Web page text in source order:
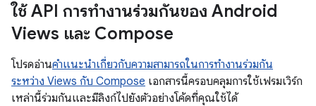
ใช้ API การทำงานร่วมกันของ Android
Views และ Compose
โปรดอ่านคำแนะนำเกี่ยวกับความสามารถในการทำงานร่วมกัน
ระหว่าง Views กับ Compose เอกสารนี้ครอบคลุมการใช้เฟรมเวิร์ก
เหล่านี้ร่วมกันและมีลิงก์ไปยังตัวอย่างโค้ดที่คุณใช้ได้